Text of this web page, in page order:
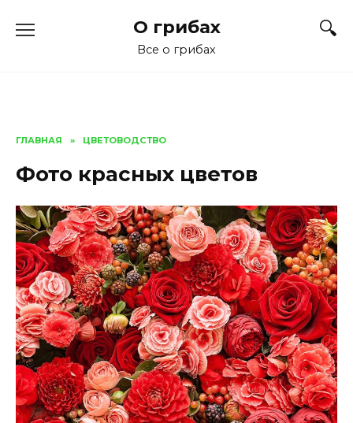
О грибах
Все о грибах
ГЛАВНАЯ » ЦВЕТОВОДСТВО
Фото красных цветов